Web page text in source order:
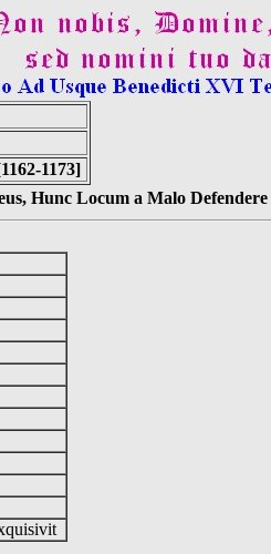
1173]
Hunc Locum a Malo